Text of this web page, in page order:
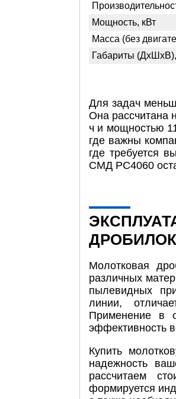
Мощность, кВт
Масса (без
Габариты
Для задач
Она рассчитана
ч и мощностью
где важны
где требуется
СМД PC4060
ДРОБИЛОК
Молотковая
различных
пылевидных
линии,
Применение в
эффективность
Купить
надежность
рассчитаем
формируется